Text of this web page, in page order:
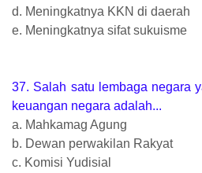
d. Meningkatnya KKN di daerah
e. Meningkatnya sifat sukuisme
37. Salah satu lembaga negara
keuangan negara adalah...
a. Mahkamag Agung
b. Dewan perwakilan Rakyat
c. Komisi Yudisial